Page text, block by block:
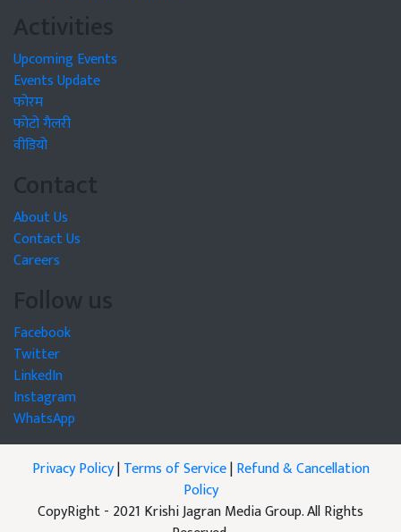
Activities
Upcoming Events
Events Update
फोरम
फोटो गैलरी
वीडियो
Contact
About Us
Contact Us
Careers
Follow us
Facebook
Twitter
LinkedIn
Instagram
WhatsApp
Privacy Policy|Terms of Service|Refund & Cancellation
Policy
CopyRight - 2021 Krishi Jagran Media Group. All Rights